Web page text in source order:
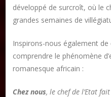
développé de surcroît, où le
grandes semaines de
Inspirons-nous également de
comprendre le phénomène
romanesque africain :
Chez nous, le chef de l’Etat